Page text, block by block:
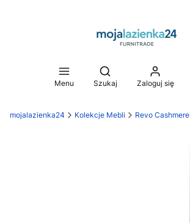
Menu
Otwórz wyszukiwarkę
Szukaj Zaloguj się
mojalazienka24 Kolekcje Mebli Revo Cashmere